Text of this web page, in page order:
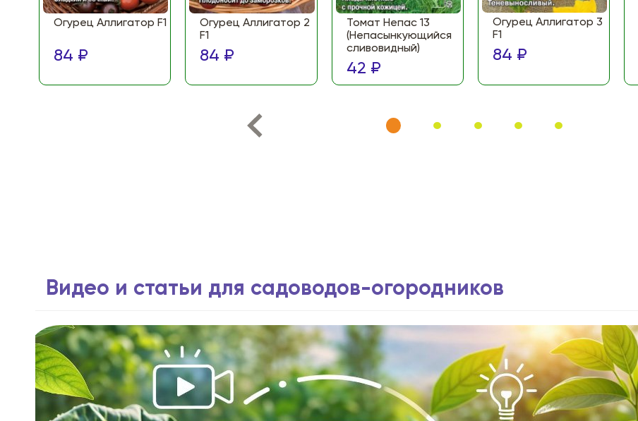
Огурец Аллигатор F1
84 ₽
Огурец Аллигатор 2
F1
84 ₽
Томат Непас 13
(Непасынкующийся
сливовидный)
42 ₽
Огурец Аллигатор 3
F1
84 ₽
Видео и статьи для садоводов-огородников